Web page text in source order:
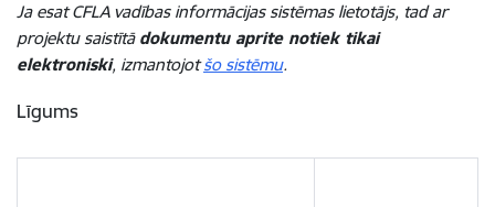
Ja esat CFLA vadības informācijas sistēmas lietotājs, tad ar
projektu saistītā dokumentu aprite notiek tikai
elektroniski, izmantojotšo sistēmu.
Līgums